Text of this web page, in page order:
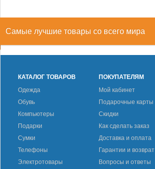
Самые лучшие товары со всего мира
КАТАЛОГ ТОВАРОВ
Одежда
Обувь
Компьютеры
Подарки
Сумки
Телефоны
Электротовары
ПОКУПАТЕЛЯМ
Мой кабинет
Подарочные карты
Скидки
Как сделать заказ
Доставка и оплата
Гарантии и возврат
Вопросы и ответы